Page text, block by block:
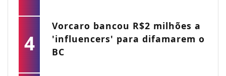
4
Vorcaro bancou R$2 milhões a
'influencers' para difamarem o
BC